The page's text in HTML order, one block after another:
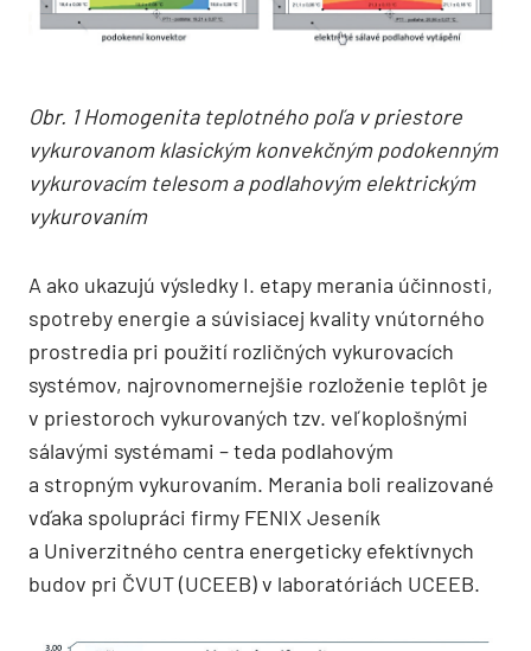
Obr. 1 Homogenita teplotného poľa v priestore
vykurovanom klasickým konvekčným podokenným
vykurovacím telesom a podlahovým elektrickým
vykurovaním
A ako ukazujú výsledky I. etapy merania účinnosti,
spotreby energie a súvisiacej kvality vnútorného
prostredia pri použití rozličných vykurovacích
systémov, najrovnomernejšie rozloženie teplôt je
v priestoroch vykurovaných tzv. veľkoplošnými
sálavými systémami – teda podlahovým
a stropným vykurovaním. Merania boli realizované
vďaka spolupráci firmy FENIX Jeseník
a Univerzitného centra energeticky efektívnych
budov pri ČVUT (UCEEB) v laboratóriách UCEEB.